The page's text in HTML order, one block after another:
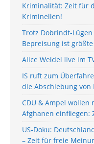
Kriminalität: Zeit für
Kriminellen!
Trotz Dobrindt-Lügen
Bepreisung ist
Alice Weidel live im
IS ruft zum
die Abschiebung von
CDU & Ampel wollen
Afghanen einfliegen:
US-Doku:
– Zeit für freie